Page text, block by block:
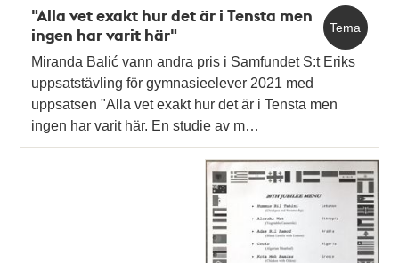
Tema
"Alla vet exakt hur det är i Tensta men
ingen har varit här"
Miranda Balić vann andra pris i Samfundet S:t Eriks
uppsatstävling för gymnasieelever 2021 med
uppsatsen "Alla vet exakt hur det är i Tensta men
ingen har varit här. En studie av m…